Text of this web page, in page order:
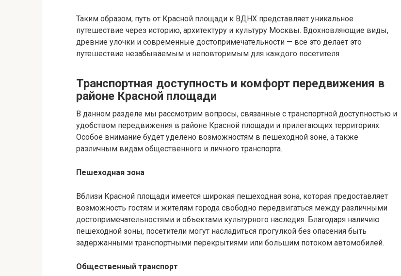
Таким образом, путь от Красной площади к ВДНХ представляет уникальное
путешествие через историю, архитектуру и культуру Москвы. Вдохновляющие виды,
древние улочки и современные достопримечательности — все это делает это
путешествие незабываемым и неповторимым для каждого посетителя.
Транспортная доступность и комфорт передвижения в
районе Красной площади
В данном разделе мы рассмотрим вопросы, связанные с транспортной доступностью и
удобством передвижения в районе Красной площади и прилегающих территориях.
Особое внимание будет уделено возможностям в пешеходной зоне, а также
различным видам общественного и личного транспорта.
Пешеходная зона
Вблизи Красной площади имеется широкая пешеходная зона, которая предоставляет
возможность гостям и жителям города свободно передвигаться между различными
достопримечательностями и объектами культурного наследия. Благодаря наличию
пешеходной зоны, посетители могут насладиться прогулкой без опасения быть
задержанными транспортными перекрытиями или большим потоком автомобилей.
Общественный транспорт